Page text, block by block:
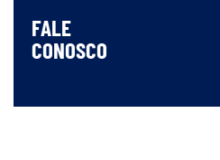
FALE
CONOSCO